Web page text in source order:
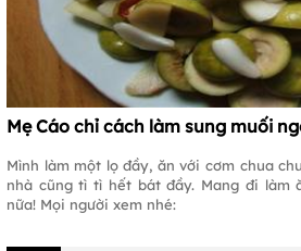
Mẹ Cáo chỉ cách làm sung muối
Mình làm một lọ đầy, ăn với cơm chua
nhà cũng tì tì hết bát đầy. Mang đi làm
nữa! Mọi người xem nhé: